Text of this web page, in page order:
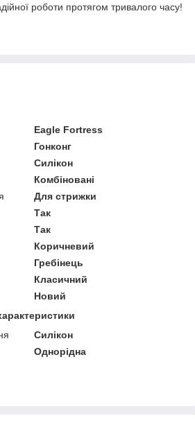
роботи протягом тривалого часу!
Eagle Fortress
Гонконг
Силікон
Комбіновані
Для стрижки
Так
Так
Коричневий
Гребінець
Класичний
Новий
Силікон
Однорідна